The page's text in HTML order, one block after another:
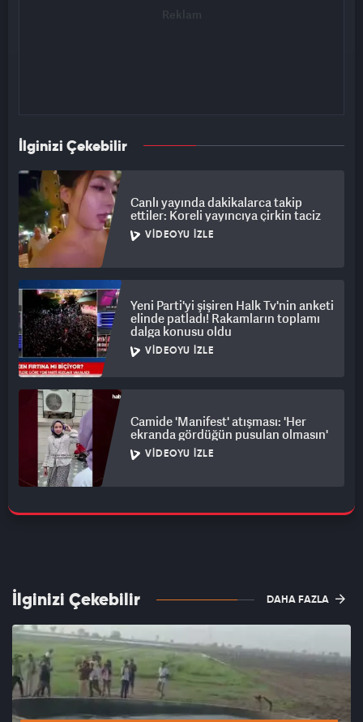
İlginizi Çekebilir
Canlı yayında dakikalarca takip
ettiler: Koreli yayıncıya çirkin taciz
VIDEOYU İZLE
Yeni Parti'yi şişiren Halk Tv'nin anketi
elinde patladı! Rakamların toplamı
dalga konusu oldu
VIDEOYU İZLE
Camide 'Manifest' atışması: 'Her
ekranda gördüğün pusulan olmasın'
VIDEOYU İZLE
İlginizi Çekebilir DAHA FAZLA